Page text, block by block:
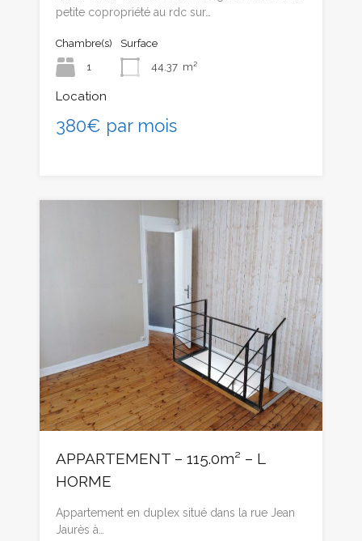
petite copropriété au rdc sur…
Chambre(s)
1
Surface
44.37 m²
Location
380€ par mois
APPARTEMENT – 115.0m² – L
HORME
Appartement en duplex situé dans la rue Jean
Jaurès à…